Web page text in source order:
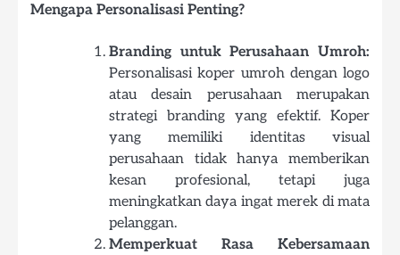
Mengapa Personalisasi Penting?
Branding untuk Perusahaan Umroh:
Personalisasi koper umroh dengan logo
atau desain perusahaan merupakan
strategi branding yang efektif. Koper
yang memiliki identitas visual
perusahaan tidak hanya memberikan
kesan profesional, tetapi juga
meningkatkan daya ingat merek di mata
pelanggan.
Memperkuat Rasa Kebersamaan